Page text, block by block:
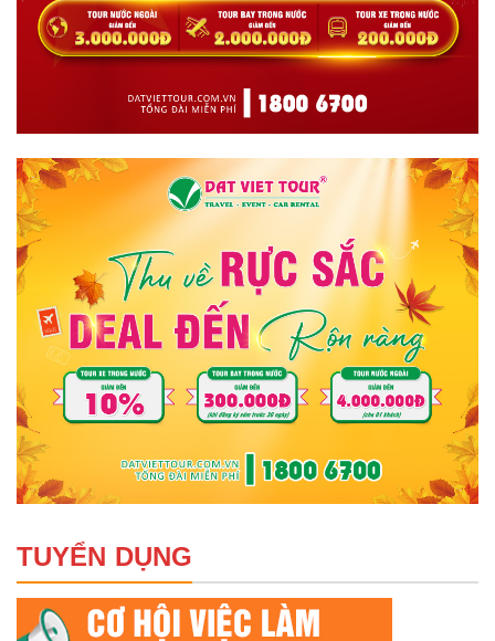
TUYỂN DỤNG